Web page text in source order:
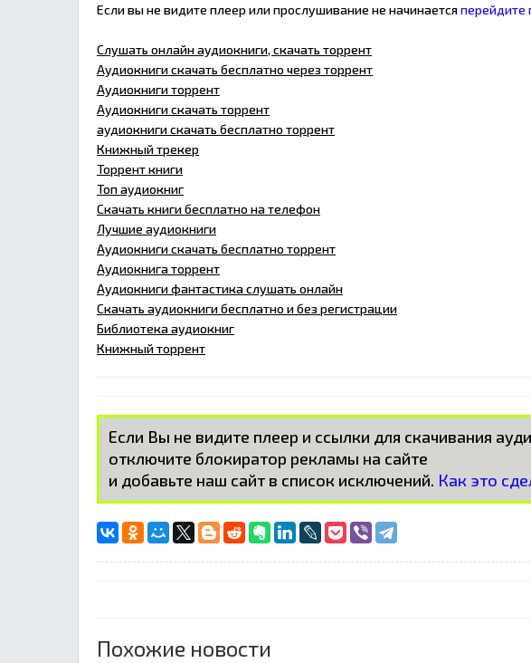
Если вы не видите плеер или прослушивание не начинаетсяперейдите
Слушать онлайн аудиокниги, скачать торрент
Аудиокниги скачать бесплатно через торрент
Аудиокниги торрент
Аудиокниги скачать торрент
аудиокниги скачать бесплатно торрент
Книжный трекер
Торрент книги
Топ аудиокниг
Скачать книги бесплатно на телефон
Лучшие аудиокниги
Аудиокниги скачать бесплатно торрент
Аудиокнига торрент
Аудиокниги фантастика слушать онлайн
Скачать аудиокниги бесплатно и без регистрации
Библиотека аудиокниг
Книжный торрент
Если Вы не видите плеер и ссылки для скачивания
отключите блокиратор рекламы на сайте
и добавьте наш сайт в список исключений. Как это
Похожие новости